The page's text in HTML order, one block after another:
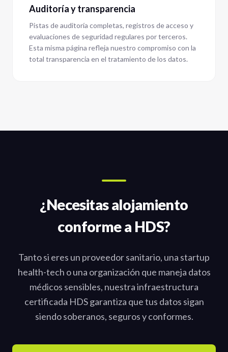
Auditoría y transparencia
Pistas de auditoría completas, registros de acceso y
evaluaciones de seguridad regulares por terceros.
Esta misma página refleja nuestro compromiso con la
total transparencia en el tratamiento de los datos.
¿Necesitas alojamiento
conforme a HDS?
Tanto si eres un proveedor sanitario, una startup
health-tech o una organización que maneja datos
médicos sensibles, nuestra infraestructura
certificada HDS garantiza que tus datos sigan
siendo soberanos, seguros y conformes.